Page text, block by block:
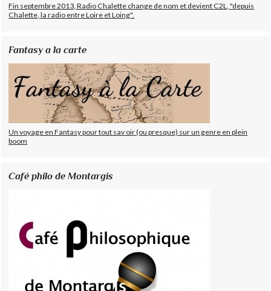
Fin septembre 2013, Radio Chalette change de nom et devient C2L, "depuis
Chalette, la radio entre Loire et Loing".
Fantasy a la carte
Un voyage en Fantasy pour tout sav oir (ou presque) sur un genre en plein
boom
Café philo de Montargis